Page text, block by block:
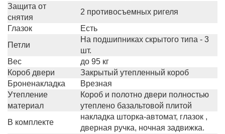
Защита от
снятия
2 противосъемных ригеля
Глазок
Есть
Петли
На подшипниках скрытого типа - 3
шт.
Вес
до 95 кг
Короб двери
Закрытый утепленный короб
Броненакладка
Врезная
Утепление
материал
Короб и полотно двери полностью
утеплено базальтовой плитой
В комплекте
накладка шторка-автомат, глазок ,
дверная ручка, ночная задвижка.